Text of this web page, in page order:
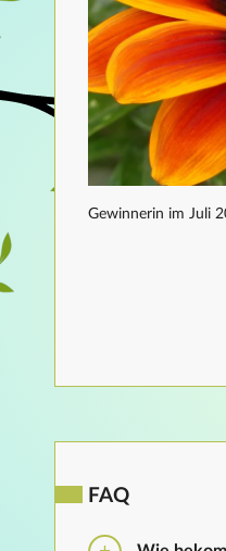
Gewinnerin im Juli
FAQ